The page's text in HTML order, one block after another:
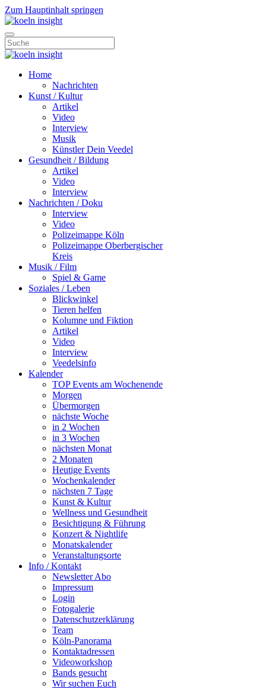
Zum Hauptinhalt springen
Home
Nachrichten
Kunst / Kultur
Artikel
Video
Interview
Musik
Künstler Dein Veedel
Gesundheit / Bildung
Artikel
Video
Interview
Nachrichten / Doku
Interview
Video
Polizeimappe Köln
Polizeimappe Oberbergischer
Kreis
Musik / Film
Spiel & Game
Soziales / Leben
Blickwinkel
Tieren helfen
Kolumne und Fiktion
Artikel
Video
Interview
Veedelsinfo
Kalender
TOP Events am Wochenende
Morgen
Übermorgen
nächste Woche
in 2 Wochen
in 3 Wochen
nächsten Monat
2 Monaten
Heutige Events
Wochenkalender
nächsten 7 Tage
Kunst & Kultur
Wellness und Gesundheit
Besichtigung & Führung
Konzert & Nightlife
Monatskalender
Veranstaltungsorte
Info / Kontakt
Newsletter Abo
Impressum
Login
Fotogalerie
Datenschutzerklärung
Team
Köln-Panorama
Kontaktadressen
Videoworkshop
Bands gesucht
Wir suchen Euch